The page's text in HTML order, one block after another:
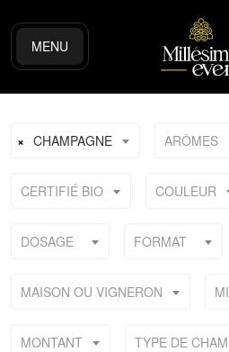
MENU
× CHAMPAGNE ARÔMES
CERTIFIÉ BIO COULEUR
DOSAGE FORMAT
MAISON OU VIGNERON
MONTANT TYPE DE